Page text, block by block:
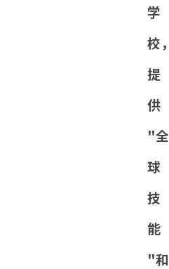
学
校，
提
供
"全
球
技
能
"和